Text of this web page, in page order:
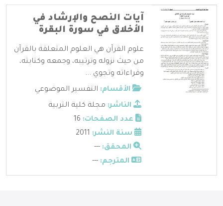
آيات النصح والإرشاد في
الأخلاق في سورة البقرة
علوم القرآن هي العلوم المتعلقة بالقرآن
من حيث نزوله وترتيبه، وجمعه وكتابته،
وقراءاته وتجوي ...
الأقسام: التفسير الموضوعي
الناشر: مجلة كلية التربية
عدد الصفحات:
سنة النشر:
المحقق: ---
المترجم: ---